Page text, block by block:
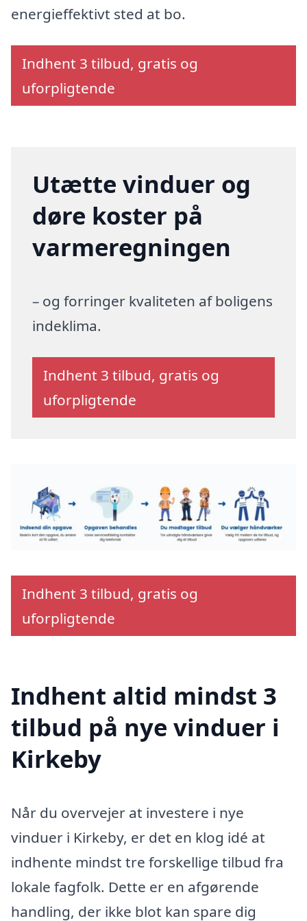
energieffektivt sted at bo.
Indhent 3 tilbud, gratis og
uforpligtende
Utætte vinduer og
døre koster på
varmeregningen
– og forringer kvaliteten af boligens
indeklima.
Indhent 3 tilbud, gratis og
uforpligtende
Indhent 3 tilbud, gratis og
uforpligtende
Indhent altid mindst 3
tilbud på nye vinduer i
Kirkeby
Når du overvejer at investere i nye
vinduer i Kirkeby, er det en klog idé at
indhente mindst tre forskellige tilbud fra
lokale fagfolk. Dette er en afgørende
handling, der ikke blot kan spare dig